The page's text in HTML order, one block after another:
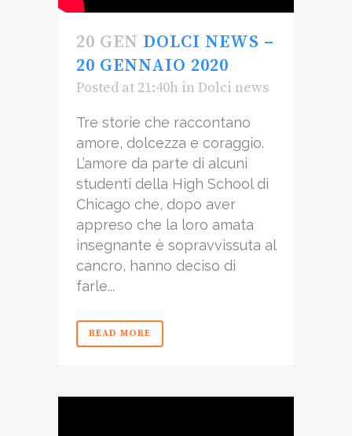
20 GEN DOLCI NEWS –
20 GENNAIO 2020
Posted at 21:40h in Dolci news
Tre storie che raccontano
amore, dolcezza e coraggio.
L’amore da parte di alcuni
studenti della High School di
Chicago che, dopo aver
appreso che la loro amata
insegnante è sopravvissuta al
cancro, hanno deciso di
farle...
READ MORE